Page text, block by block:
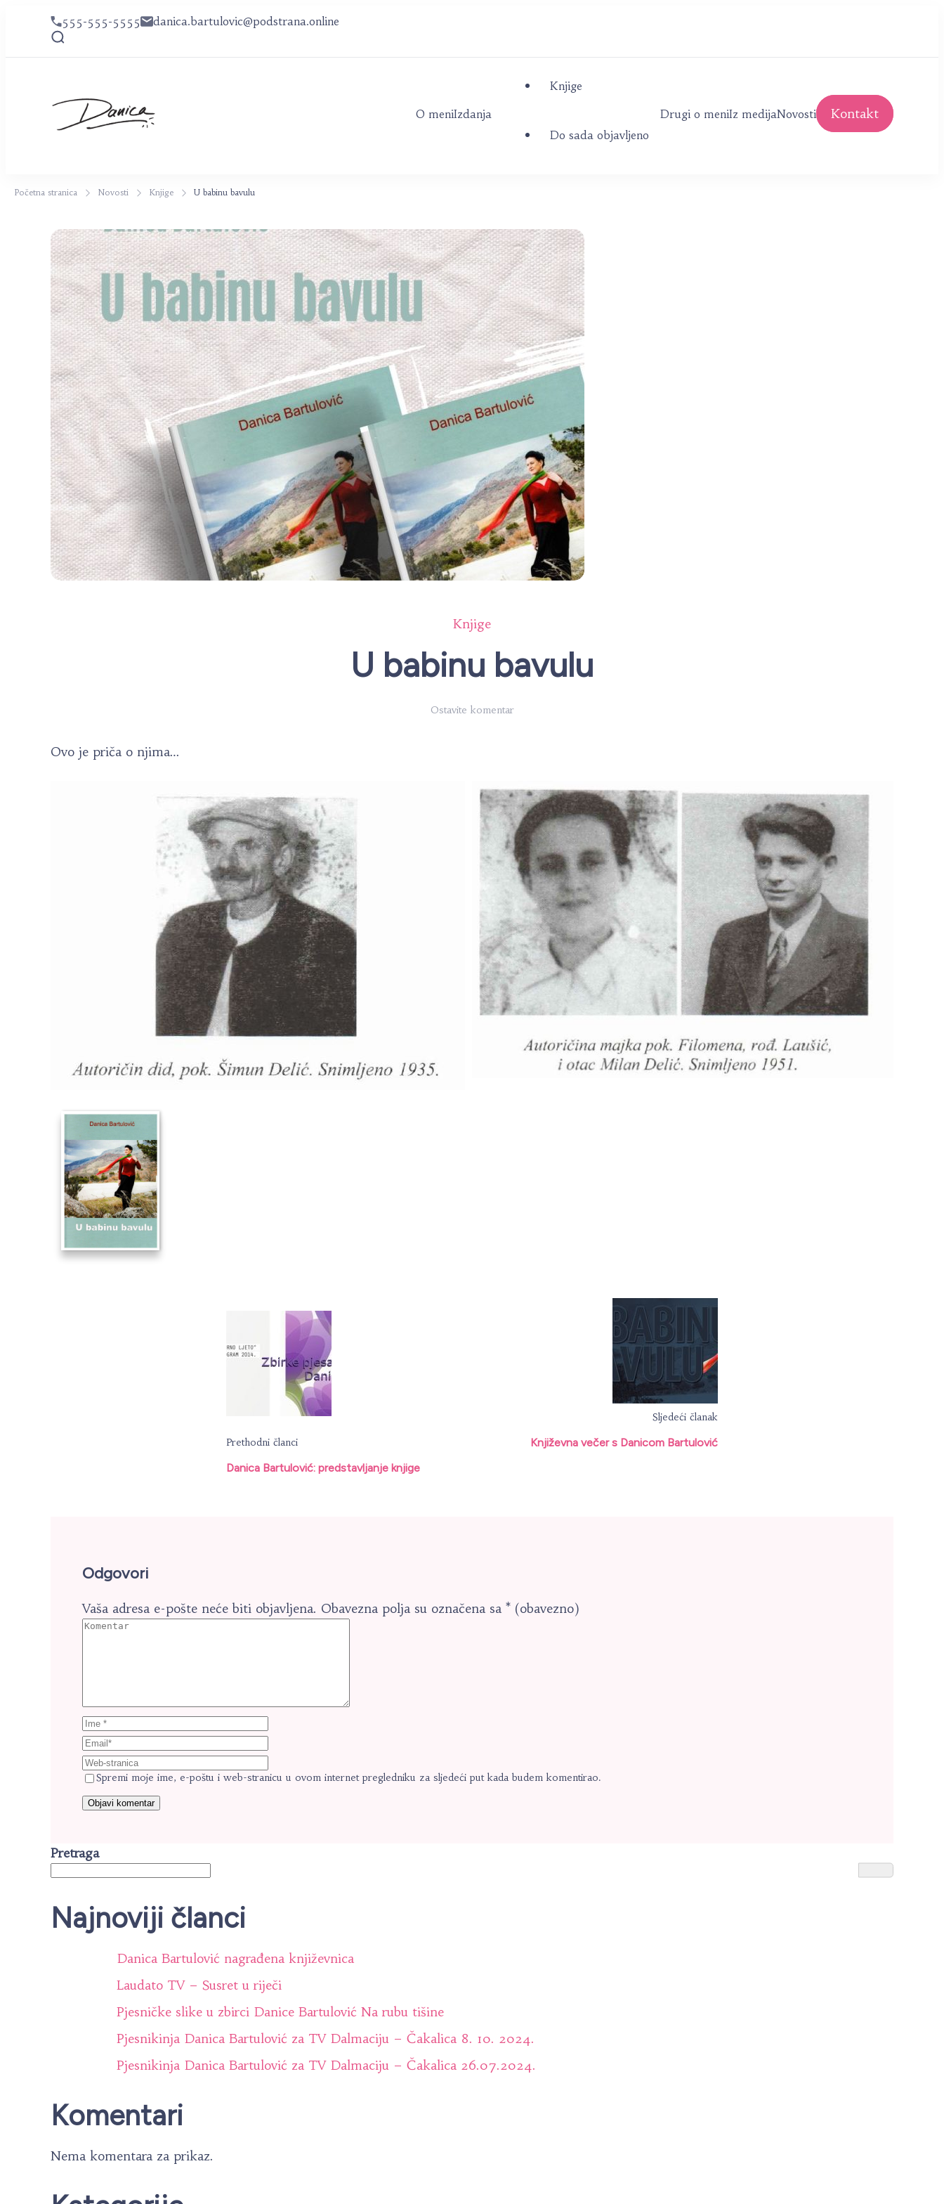
555-555-5555 danica.bartulovic@podstrana.online
O meniIzdanja
Knjige
Do sada objavljeno
Drugi o meniIz medijaNovosti Kontakt
Početna stranica Novosti Knjige U babinu bavulu
Knjige
U babinu bavulu
Ostavite komentaron
Ovo je priča o njima…
Navigacija
objava
Prethodni članci
Danica Bartulović: predstavljanje knjige
Sljedeći članak
Književna večer s Danicom Bartulović
Odgovori
Vaša adresa e-pošte neće biti objavljena. Obavezna polja su označena sa * (obavezno)
Spremi moje ime, e-poštu i web-stranicu u ovom internet pregledniku za sljedeći put kada budem komentirao.
Pretraga
Najnoviji članci
Danica Bartulović nagrađena književnica
Laudato TV – Susret u riječi
Pjesničke slike u zbirci Danice Bartulović Na rubu tišine
Pjesnikinja Danica Bartulović za TV Dalmaciju – Čakalica 8. 10. 2024.
Pjesnikinja Danica Bartulović za TV Dalmaciju – Čakalica 26.07.2024.
Komentari
Nema komentara za prikaz.